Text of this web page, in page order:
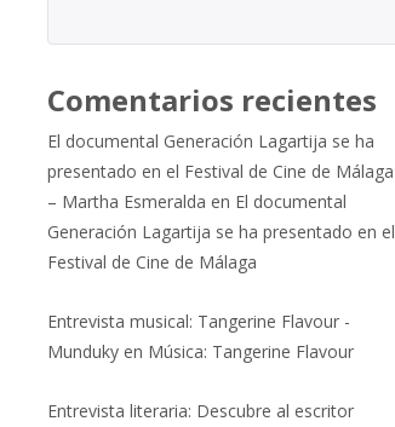
Comentarios recientes
El documental Generación Lagartija se ha
presentado en el Festival de Cine de Málaga
– Martha Esmeralda en El documental
Generación Lagartija se ha presentado en el
Festival de Cine de Málaga
Entrevista musical: Tangerine Flavour -
Munduky en Música: Tangerine Flavour
Entrevista literaria: Descubre al escritor